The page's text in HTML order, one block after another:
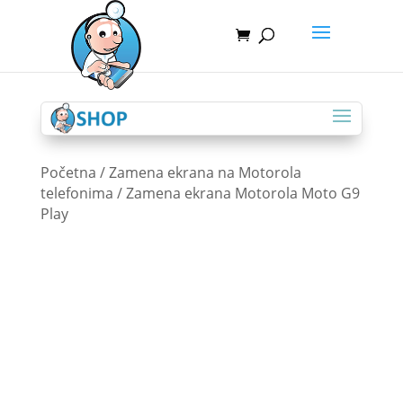
Početna /Zamena ekrana na Motorola
telefonima / Zamena ekrana Motorola Moto G9
Play